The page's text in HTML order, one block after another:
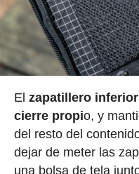
El zapatillero
cierre propio, y
del resto del
dejar de meter las
una bolsa de tela